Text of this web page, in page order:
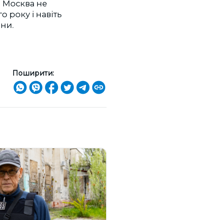
Москва не
року і навіть
Поширити: